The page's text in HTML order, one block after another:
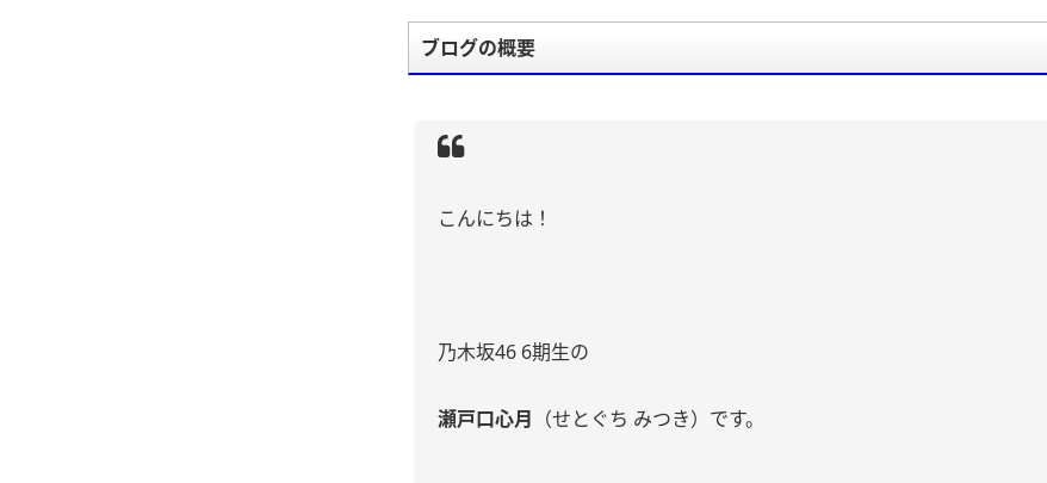
ブログの概要
こんにちは！
乃木坂46 6期生の
瀬戸口心月 （せとぐち みつき）です。